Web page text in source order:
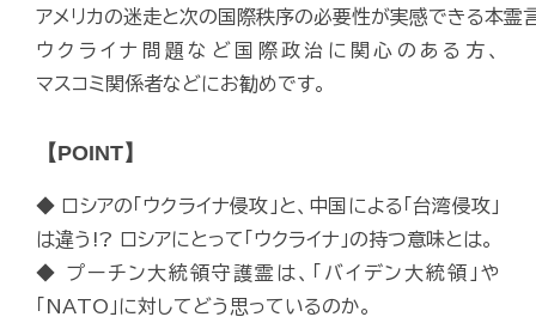
アメリカの迷走と次の国際秩序の必要性が実感できる本霊
ウクライナ問題など国際政治に関心のある方、
マスコミ関係者などにお勧めです。
【POINT】
◆ ロシアの「ウクライナ侵攻」と、中国による「台湾侵攻」
は違う!? ロシアにとって「ウクライナ」の持つ意味とは。
◆ プーチン大統領守護霊は、「バイデン大統領」や
「NATO」に対してどう思っているのか。